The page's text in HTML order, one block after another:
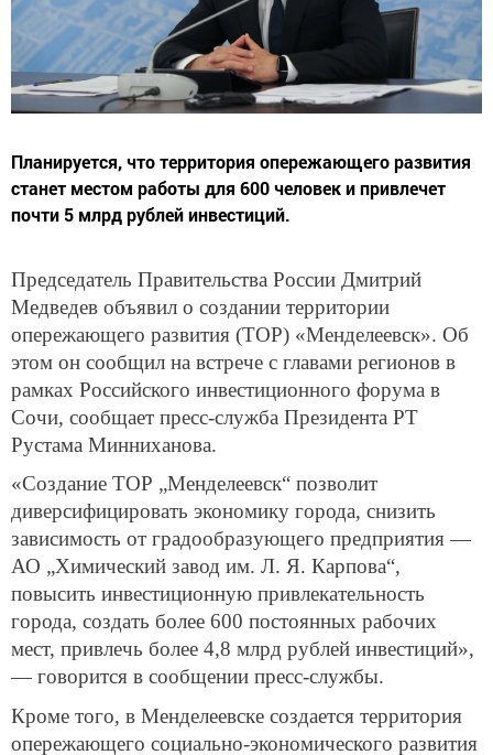
Планируется, что территория опережающего развития
станет местом работы для 600 человек и привлечет
почти 5 млрд рублей инвестиций.
Председатель Правительства России Дмитрий
Медведев объявил о создании территории
опережающего развития (ТОР) «Менделеевск». Об
этом он сообщил на встрече с главами регионов в
рамках Российского инвестиционного форума в
Сочи, сообщает пресс-служба Президента РТ
Рустама Минниханова.
«Создание ТОР „Менделеевск“ позволит
диверсифицировать экономику города, снизить
зависимость от градообразующего предприятия —
АО „Химический завод им. Л. Я. Карпова“,
повысить инвестиционную привлекательность
города, создать более 600 постоянных рабочих
мест, привлечь более 4,8 млрд рублей инвестиций»,
— говорится в сообщении пресс-службы.
Кроме того, в Менделеевске создается территория
опережающего социально-экономического развития